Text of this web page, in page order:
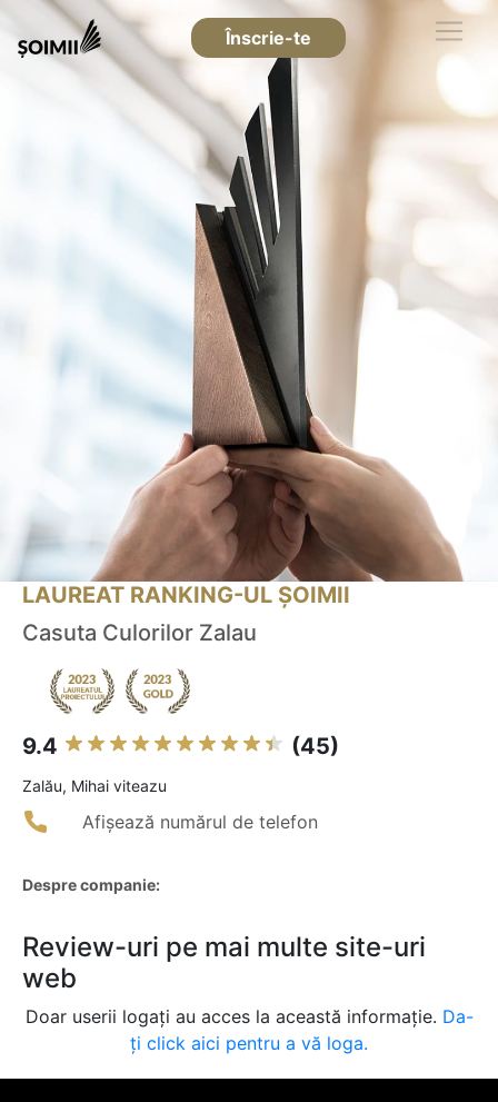
Înscrie-te
LAUREAT RANKING-UL ȘOIMII
Casuta Culorilor Zalau
9.4 (45)
Zalău, Mihai viteazu
Afișează numărul de telefon
Despre companie:
Review-uri pe mai multe site-uri
web
Doar userii logați au acces la această informație. Da-
ți click aici pentru a vă loga.